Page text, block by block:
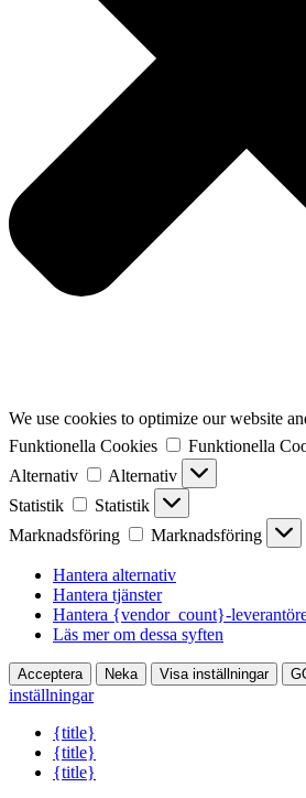
We use cookies to optimize our website
Funktionella Cookies
Funktionella
Alternativ
Alternativ
Statistik
Statistik
Marknadsföring
Marknadsföring
Hantera alternativ
Hantera tjänster
Hantera {vendor_count}-
Läs mer om dessa syften
Acceptera Neka Visa inställningar
inställningar
{title}
{title}
{title}